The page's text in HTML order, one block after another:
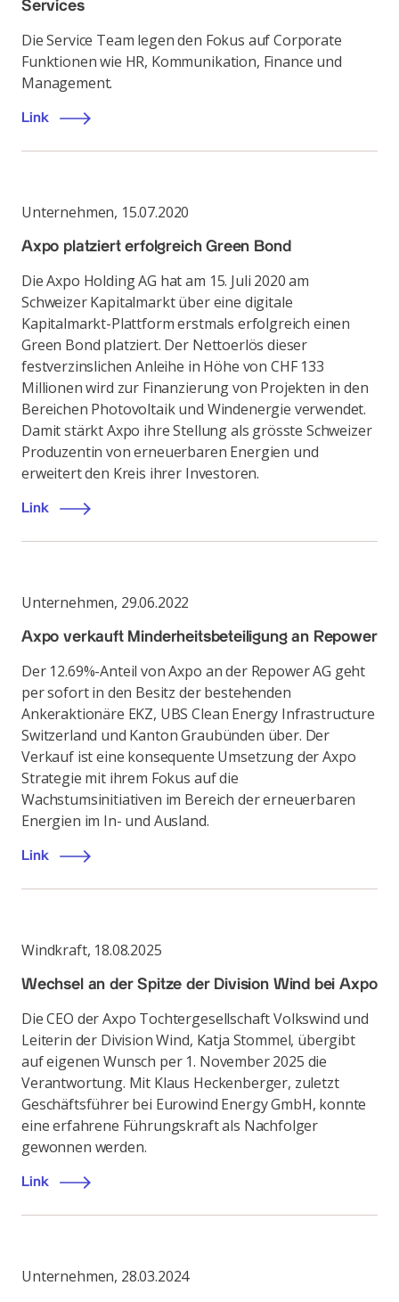
Services
Die Service Team legen den Fokus auf Corporate
Funktionen wie HR, Kommunikation, Finance und
Management.
Link
Unternehmen, 15.07.2020
Axpo platziert erfolgreich Green Bond
Die Axpo Holding AG hat am 15. Juli 2020 am
Schweizer Kapitalmarkt über eine digitale
Kapitalmarkt-Plattform erstmals erfolgreich einen
Green Bond platziert. Der Nettoerlös dieser
festverzinslichen Anleihe in Höhe von CHF 133
Millionen wird zur Finanzierung von Projekten in den
Bereichen Photovoltaik und Windenergie verwendet.
Damit stärkt Axpo ihre Stellung als grösste Schweizer
Produzentin von erneuerbaren Energien und
erweitert den Kreis ihrer Investoren.
Link
Unternehmen, 29.06.2022
Axpo verkauft Minderheitsbeteiligung an Repower
Der 12.69%-Anteil von Axpo an der Repower AG geht
per sofort in den Besitz der bestehenden
Ankeraktionäre EKZ, UBS Clean Energy Infrastructure
Switzerland und Kanton Graubünden über. Der
Verkauf ist eine konsequente Umsetzung der Axpo
Strategie mit ihrem Fokus auf die
Wachstumsinitiativen im Bereich der erneuerbaren
Energien im In- und Ausland.
Link
Windkraft, 18.08.2025
Wechsel an der Spitze der Division Wind bei Axpo
Die CEO der Axpo Tochtergesellschaft Volkswind und
Leiterin der Division Wind, Katja Stommel, übergibt
auf eigenen Wunsch per 1. November 2025 die
Verantwortung. Mit Klaus Heckenberger, zuletzt
Geschäftsführer bei Eurowind Energy GmbH, konnte
eine erfahrene Führungskraft als Nachfolger
gewonnen werden.
Link
Unternehmen, 28.03.2024